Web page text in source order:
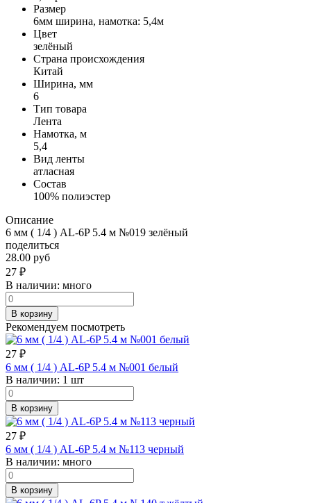
Размер
6мм ширина, намотка: 5,4м
Цвет
зелёный
Страна происхождения
Китай
Ширина, мм
6
Тип товара
Лента
Намотка, м
5,4
Вид ленты
атласная
Состав
100% полиэстер
Описание
6 мм ( 1/4 ) AL-6P 5.4 м №019 зелёный
поделиться
28.00 руб
27 ₽
В наличии: много
В корзину
Рекомендуем посмотреть
27 ₽
6 мм ( 1/4 ) AL-6P 5.4 м №001 белый
В наличии: 1 шт
В корзину
27 ₽
6 мм ( 1/4 ) AL-6P 5.4 м №113 черный
В наличии: много
В корзину